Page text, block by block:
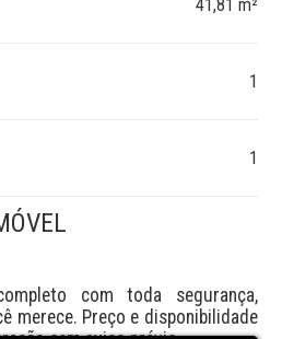
41,81 m²
1
1
com toda segurança,
merece. Preço e disponibilidade